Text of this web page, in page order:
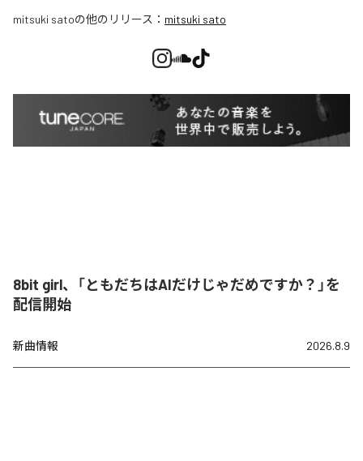
mitsuki satoの他のリリース： mitsuki sato
8bit girl、「ともだちはAIだけじゃだめですか？」を
配信開始
新曲情報 2026.8.9